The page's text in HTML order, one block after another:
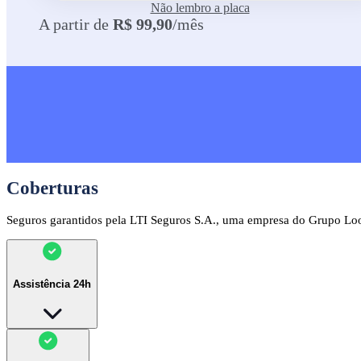
Não lembro a placa
A partir de R$ 99,90/mês
Coberturas
Seguros garantidos pela LTI Seguros S.A., uma empresa do Grupo
Assistência 24h
Assistência 24h completa via 0800 em todo o território nacional, contendo: